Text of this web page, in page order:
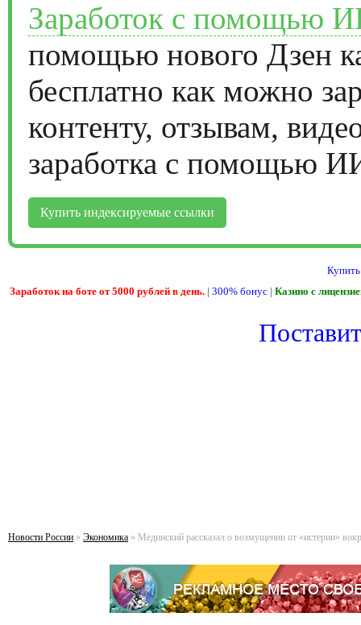
Заработок с помощью
помощью нового Дзен
бесплатно как можно
контенту, отзывам,
заработка с помощью
Купить индексируемые ссылки
Заработок на боте от 5000 рублей в день. | 300% бонус | Казино с
Новости России » Экономика » Мединский рассказал о возмущении от «истерии»